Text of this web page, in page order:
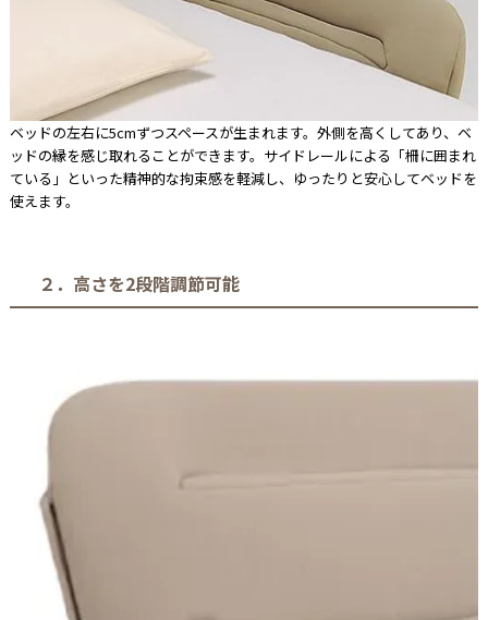
ベッドの左右に5cmずつスペースが生まれます。外側を高くしてあり、ベ
ッドの縁を感じ取れることができます。サイドレールによる「柵に囲まれ
ている」といった精神的な拘束感を軽減し、ゆったりと安心してベッドを
使えます。
２．高さを2段階調節可能